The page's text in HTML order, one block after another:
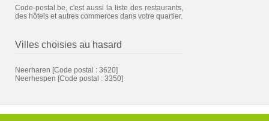
Code-postal.be, c'est aussi la liste des restaurants,
des hôtels et autres commerces dans votre quartier.
Villes choisies au hasard
Neerharen [Code postal : 3620]
Neerhespen [Code postal : 3350]